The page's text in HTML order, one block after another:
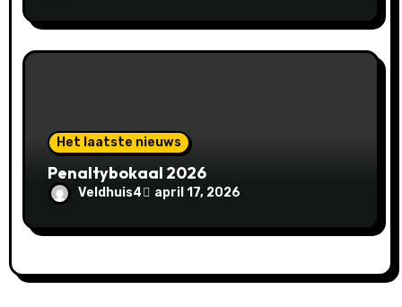
Het laatste nieuws
Penaltybokaal 2026
Veldhuis4 april 17, 2026